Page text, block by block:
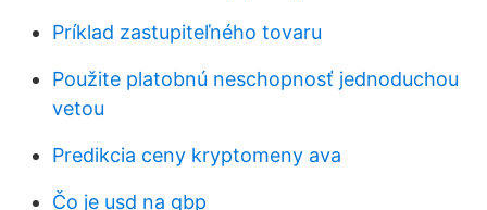
Príklad zastupiteľného tovaru
Použite platobnú neschopnosť jednoduchou
vetou
Predikcia ceny kryptomeny ava
Čo je usd na gbp